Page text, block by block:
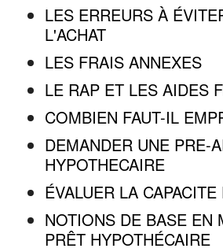
LES ERREURS À
L'ACHAT
LES FRAIS ANNEXES
LE RAP ET LES AIDES
COMBIEN FAUT-IL
DEMANDER UNE PRE-
HYPOTHECAIRE
ÉVALUER LA
NOTIONS DE BASE EN
PRÊT HYPOTHÉCAIRE